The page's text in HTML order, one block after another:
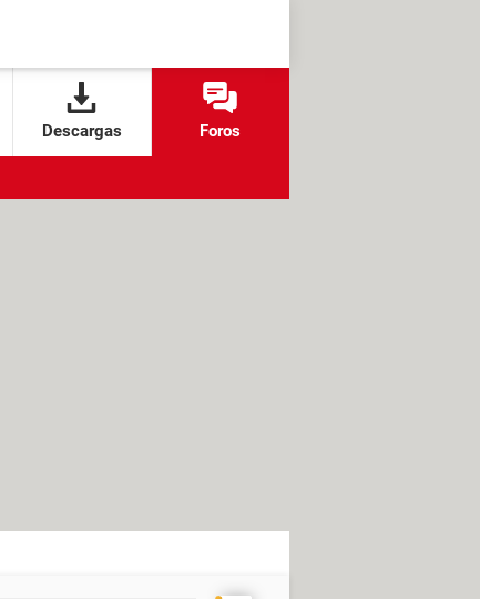
Descargas Foros